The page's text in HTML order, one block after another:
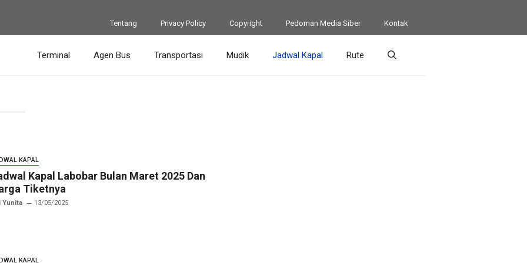
Tentang Privacy Policy Copyright Pedoman Media Siber Kontak
Terminal Agen Bus Transportasi Mudik Jadwal Kapal Rute
KAPAL
Kapal Labobar Bulan Maret 2025 Dan
Tiketnya
Yunita 13/05/2025
KAPAL